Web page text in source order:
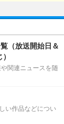
（放送開始日＆
関連ニュースを随
い作品などについ